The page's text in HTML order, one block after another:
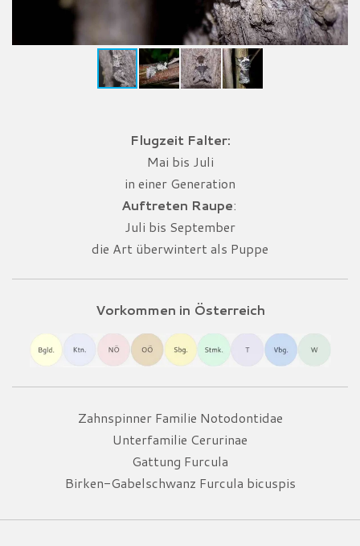
Flugzeit Falter:
Mai bis Juli
in einer Generation
Auftreten Raupe:
Juli bis September
die Art überwintert als Puppe
Vorkommen in Österreich
Zahnspinner Familie Notodontidae
Unterfamilie Cerurinae
Gattung Furcula
Birken-Gabelschwanz Furcula bicuspis